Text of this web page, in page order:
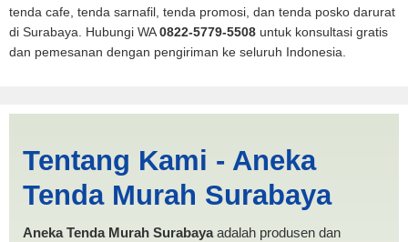
tenda cafe, tenda sarnafil, tenda promosi, dan tenda posko darurat
di Surabaya. Hubungi WA0822-5779-5508 untuk konsultasi gratis
dan pemesanan dengan pengiriman ke seluruh Indonesia.
PRODUKSI ANEKA TENDA
MURAH
Tentang Kami - Aneka
Tenda Murah Surabaya
Aneka Tenda Murah Surabayaadalah produsen dan